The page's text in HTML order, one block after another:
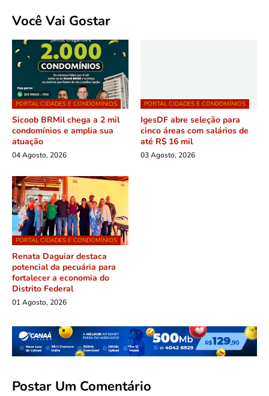
Você Vai Gostar
PORTAL CIDADES E CONDOMÍNIOS
Sicoob BRMil chega a 2 mil
condomínios e amplia sua
atuação
04 Agosto, 2026
PORTAL CIDADES E CONDOMÍNIOS
IgesDF abre seleção para
cinco áreas com salários de
até R$ 16 mil
03 Agosto, 2026
PORTAL CIDADES E CONDOMÍNIOS
Renata Daguiar destaca
potencial da pecuária para
fortalecer a economia do
Distrito Federal
01 Agosto, 2026
Postar Um Comentário